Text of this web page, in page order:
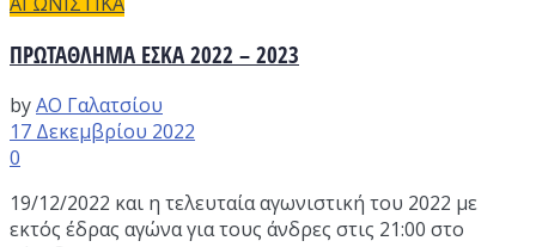
ΠΡΩΤΑΘΛΗΜΑ ΕΣΚΑ 2022 – 2023
byΑΟ Γαλατσίου
17 Δεκεμβρίου 2022
0
19/12/2022 και η τελευταία αγωνιστική του 2022 με
εκτός έδρας αγώνα για τους άνδρες στις 21:00 στο